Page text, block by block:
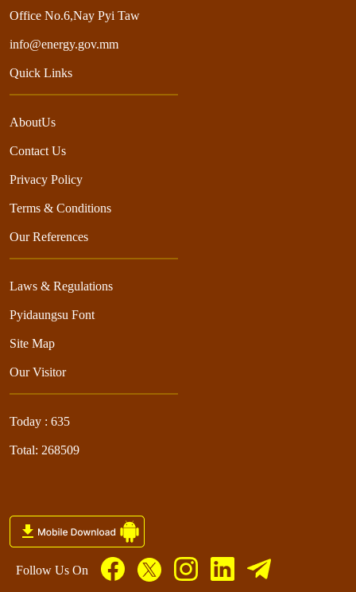
Office No.6,Nay Pyi Taw
info@energy.gov.mm
Quick Links
AboutUs
Contact Us
Privacy Policy
Terms & Conditions
Our References
Laws & Regulations
Pyidaungsu Font
Site Map
Our Visitor
Today : 635
Total: 268509
Follow Us On